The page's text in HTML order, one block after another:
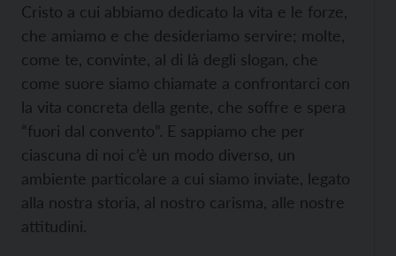
Cristo a cui abbiamo dedicato la vita e le forze,
che amiamo e che desideriamo servire; molte,
come te, convinte, al di là degli slogan, che
come suore siamo chiamate a confrontarci con
la vita concreta della gente, che soffre e spera
“fuori dal convento”. E sappiamo che per
ciascuna di noi c’è un modo diverso, un
ambiente particolare a cui siamo inviate, legato
alla nostra storia, al nostro carisma, alle nostre
attitudini.